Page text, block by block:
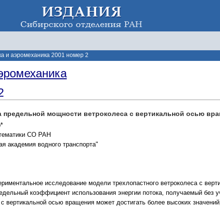
и аэромеханика 2001 номер 2
предельной мощности ветроколеса с вертикальной осью
СО РАН
академия водного транспорта"
исследование модели трехлопастного ветроколеса с
коэффициент использования энергии потока, получаемый без
вертикальной осью вращения может достигать более высоких